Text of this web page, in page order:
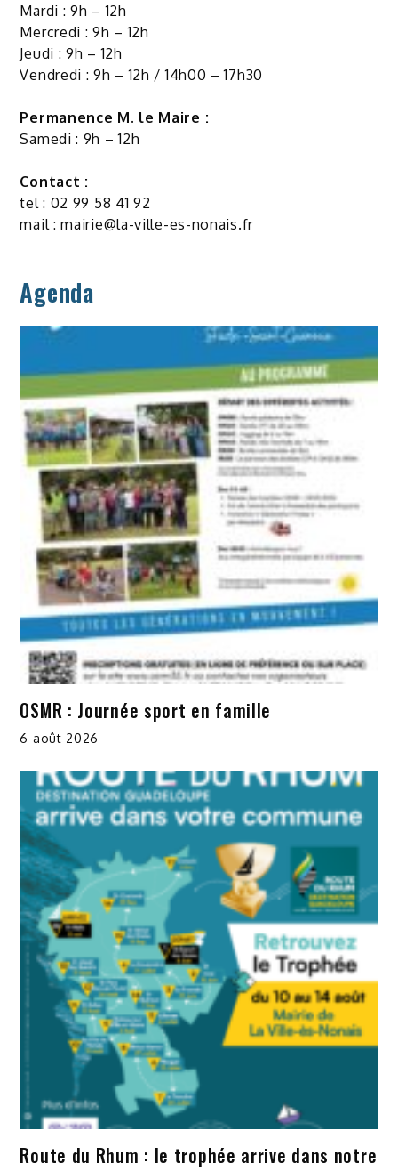
Mardi : 9h – 12h
Mercredi : 9h – 12h
Jeudi : 9h – 12h
Vendredi : 9h – 12h / 14h00 – 17h30
Permanence M. le Maire :
Samedi : 9h – 12h
Contact :
tel : 02 99 58 41 92
mail :mairie@la-ville-es-nonais.fr
Agenda
OSMR : Journée sport en famille
6 août 2026
Route du Rhum : le trophée arrive dans notre